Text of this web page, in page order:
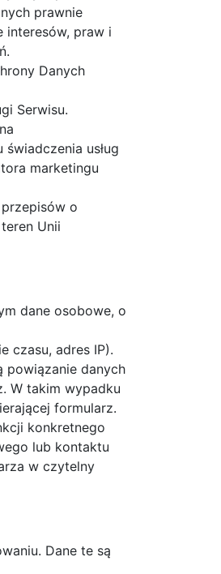
prawnie
interesów, praw i
Danych
Serwisu.
usług
marketingu
o
Unii
dane osobowe, o
czasu, adres IP).
powiązanie danych
W takim wypadku
formularz.
konkretnego
lub kontaktu
w czytelny
Dane te są